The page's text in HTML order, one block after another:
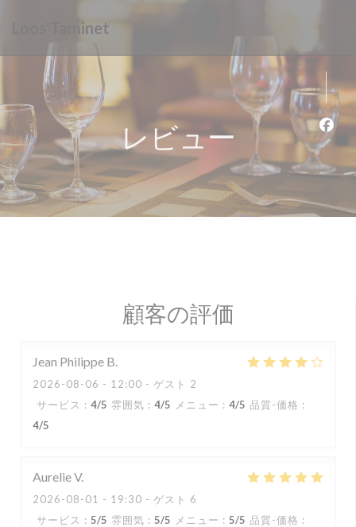
Loos'Taminet
レビュー
顧客の評価
Jean Philippe B
2026-08-06 - 12:00 - ゲスト 2
サービス : 4/5 雰囲気 : 4/5 メニュー : 4/5 品質-価格 :
4/5
AurelieV
2026-08-01 - 19:30 - ゲスト 6
サービス : 5/5 雰囲気 : 5/5 メニュー : 5/5 品質-価格 :